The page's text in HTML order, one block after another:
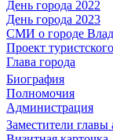
День города 2022
День города 2023
СМИ о городе
Проект
Глава города
Биография
Полномочия
Администрация
Заместители